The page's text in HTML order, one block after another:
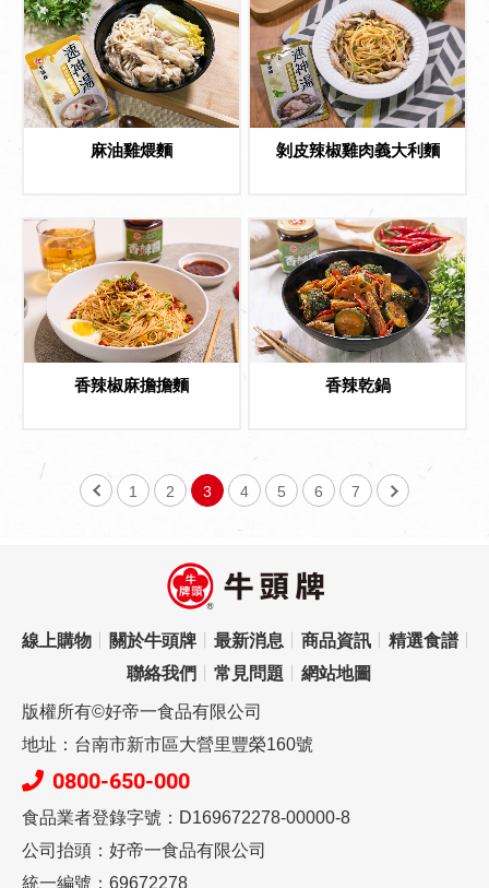
麻油雞煨麵 剝皮辣椒雞肉義大利麵
香辣椒麻擔擔麵 香辣乾鍋
1 2 3 4 5 6 7
線上購物 關於牛頭牌 最新消息 商品資訊
精選食譜
聯絡我們
常見問題 網站地圖
版權所有©好帝一食品有限公司
地址：台南市新市區大營里豐榮160號
0800-650-000
食品業者登錄字號：D169672278-00000-8
公司抬頭：好帝一食品有限公司
統一編號：69672278